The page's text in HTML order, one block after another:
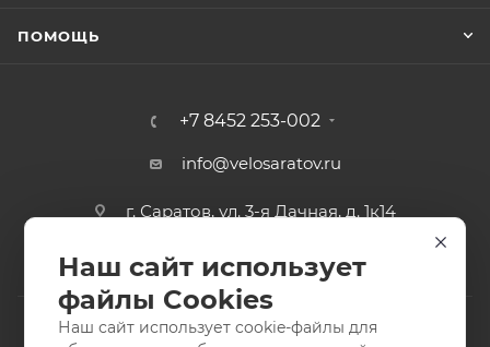
ПОМОЩЬ
+7 8452 253-002
info@velosaratov.ru
г. Саратов, ул. 3-я Дачная, д. 1к14
Наш сайт использует
файлы Cookies
Наш сайт использует cookie-файлы для